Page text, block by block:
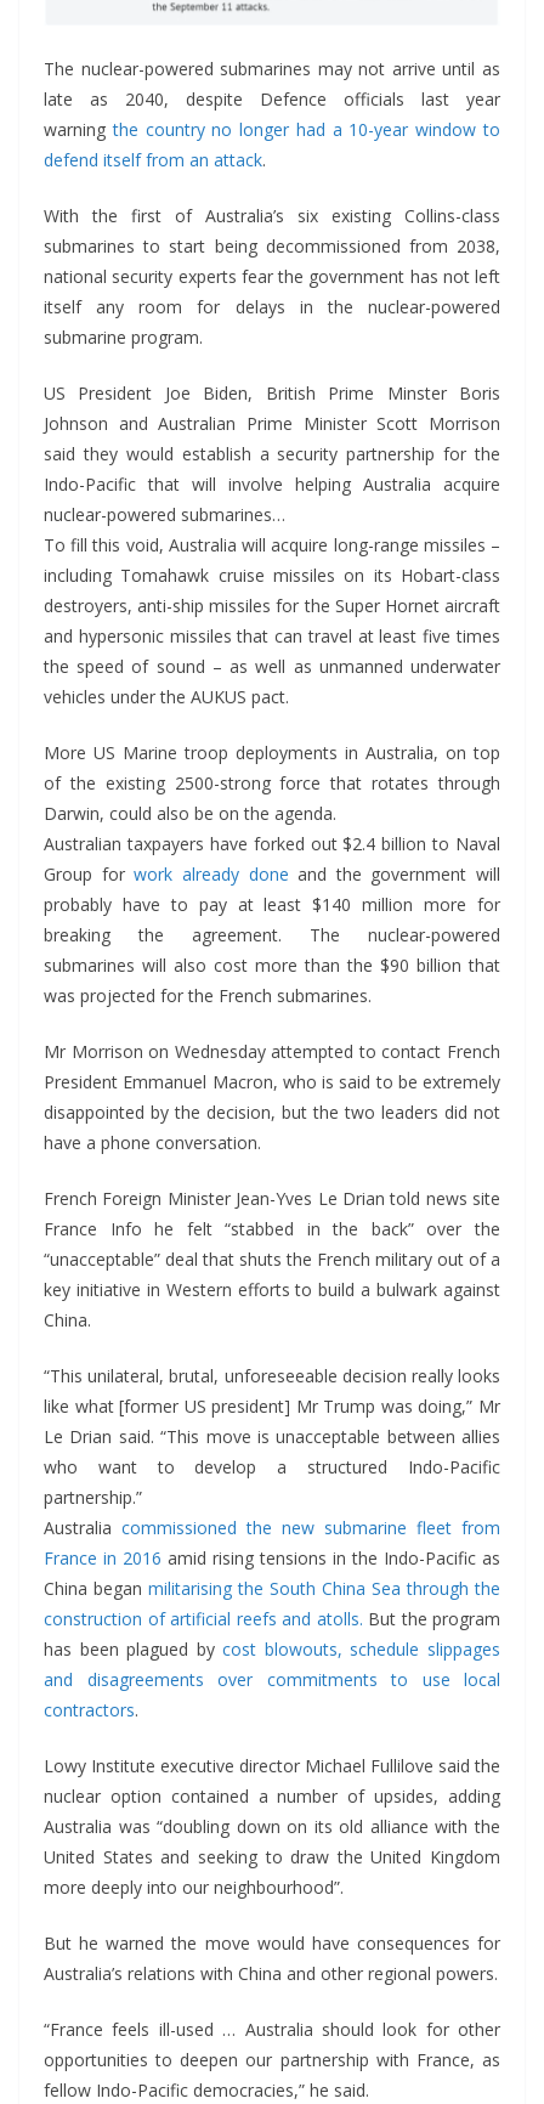
The nuclear-powered submarines may not arrive until as
late as 2040, despite Defence officials last year
warningthe country no longer had a 10-year window to
defend itself from an attack.
With the first of Australia’s six existing Collins-class
submarines to start being decommissioned from 2038,
national security experts fear the government has not left
itself any room for delays in the nuclear-powered
submarine program.
US President Joe Biden, British Prime Minster Boris
Johnson and Australian Prime Minister Scott Morrison
said they would establish a security partnership for the
Indo-Pacific that will involve helping Australia acquire
nuclear-powered submarines…
To fill this void, Australia will acquire long-range missiles –
including Tomahawk cruise missiles on its Hobart-class
destroyers, anti-ship missiles for the Super Hornet aircraft
and hypersonic missiles that can travel at least five times
the speed of sound – as well as unmanned underwater
vehicles under the AUKUS pact.
More US Marine troop deployments in Australia, on top
of the existing 2500-strong force that rotates through
Darwin, could also be on the agenda.
Australian taxpayers have forked out $2.4 billion to Naval
Group forwork already done and the government will
probably have to pay at least $140 million more for
breaking the agreement. The nuclear-powered
submarines will also cost more than the $90 billion that
was projected for the French submarines.
Mr Morrison on Wednesday attempted to contact French
President Emmanuel Macron, who is said to be extremely
disappointed by the decision, but the two leaders did not
have a phone conversation.
French Foreign Minister Jean-Yves Le Drian told news site
France Info he felt “stabbed in the back” over the
“unacceptable” deal that shuts the French military out of a
key initiative in Western efforts to build a bulwark against
China.
“This unilateral, brutal, unforeseeable decision really looks
like what [former US president] Mr Trump was doing,” Mr
Le Drian said. “This move is unacceptable between allies
who want to develop a structured Indo-Pacific
partnership.”
Australia commissioned the new submarine fleet from
France in 2016 amid rising tensions in the Indo-Pacific as
China began militarising the South China Sea through the
construction of artificial reefs and atolls. But the program
has been plagued bycost blowouts, schedule slippages
and disagreements over commitments to use local
contractors.
Lowy Institute executive director Michael Fullilove said the
nuclear option contained a number of upsides, adding
Australia was “doubling down on its old alliance with the
United States and seeking to draw the United Kingdom
more deeply into our neighbourhood”.
But he warned the move would have consequences for
Australia’s relations with China and other regional powers.
“France feels ill-used … Australia should look for other
opportunities to deepen our partnership with France, as
fellow Indo-Pacific democracies,” he said.